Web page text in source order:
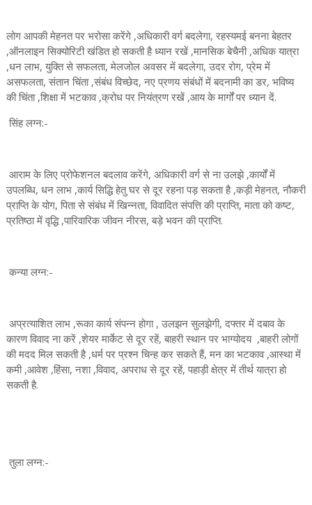
लोग आपकी मेहनत पर भरोसा करेंगे ,अधिकारी वर्ग बदलेगा, रहस्यमई बनना बेहतर
,ऑनलाइन सिक्योरिटी खंडित हो सकती है ध्यान रखें ,मानसिक बेचैनी ,अधिक यात्रा
,धन लाभ, युक्ति से सफलता, मेलजोल अवसर में बदलेगा, उदर रोग, प्रेम में
असफलता, संतान चिंता ,संबंध विच्छेद, नए प्रणय संबंधों में बदनामी का डर, भविष्य
की चिंता ,शिक्षा में भटकाव ,क्रोध पर नियंत्रण रखें ,आय के मार्गों पर ध्यान दें.
सिंह लग्न:-
आराम के लिए प्रोफेशनल बदलाव करेंगे, अधिकारी वर्ग से ना उलझे ,कार्यों में
उपलब्धि, धन लाभ ,कार्य सिद्धि हेतु घर से दूर रहना पड़ सकता है ,कड़ी मेहनत, नौकरी
प्राप्ति के योग, पिता से संबंध में खिन्नता, विवादित संपत्ति की प्राप्ति, माता को कष्ट,
प्रतिष्ठा में वृद्धि ,पारिवारिक जीवन नीरस, बड़े भवन की प्राप्ति.
कन्या लग्न:-
अप्रत्याशित लाभ ,रूका कार्य संपन्न होगा , उलझन सुलझेगी, दफ्तर में दबाव के
कारण विवाद ना करें ,शेयर मार्केट से दूर रहें, बाहरी स्थान पर भाग्योदय ,बाहरी लोगों
की मदद मिल सकती है ,धर्म पर प्रश्न चिन्ह कर सकते हैं, मन का भटकाव ,आस्था में
कमी ,आवेश ,हिंसा, नशा ,विवाद, अपराध से दूर रहें, पहाड़ी क्षेत्र में तीर्थ यात्रा हो
सकती है.
तुला लग्न:-